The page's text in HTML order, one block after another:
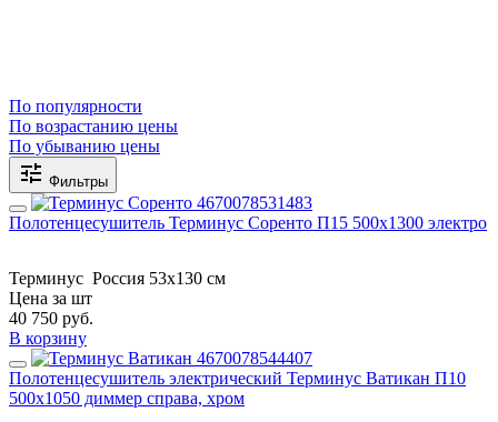
По популярности
По возрастанию цены
По убыванию цены
Фильтры
Полотенцесушитель Терминус Соренто П15 500х1300 электро
Терминус Россия 53x130 см
Цена за шт
40 750 руб.
В корзину
Полотенцесушитель электрический Терминус Ватикан П10
500х1050 диммер справа, хром